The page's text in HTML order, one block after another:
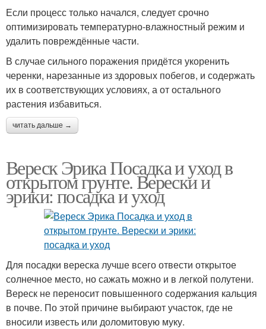
Если процесс только начался, следует срочно
оптимизировать температурно-влажностный режим и
удалить повреждённые части.
В случае сильного поражения придётся укоренить
черенки, нарезанные из здоровых побегов, и содержать
их в соответствующих условиях, а от остального
растения избавиться.
читать дальше →
Вереск Эрика Посадка и уход в
открытом грунте. Верески и
эрики: посадка и уход
Для посадки вереска лучше всего отвести открытое
солнечное место, но сажать можно и в легкой полутени.
Вереск не переносит повышенного содержания кальция
в почве. По этой причине выбирают участок, где не
вносили известь или доломитовую муку.